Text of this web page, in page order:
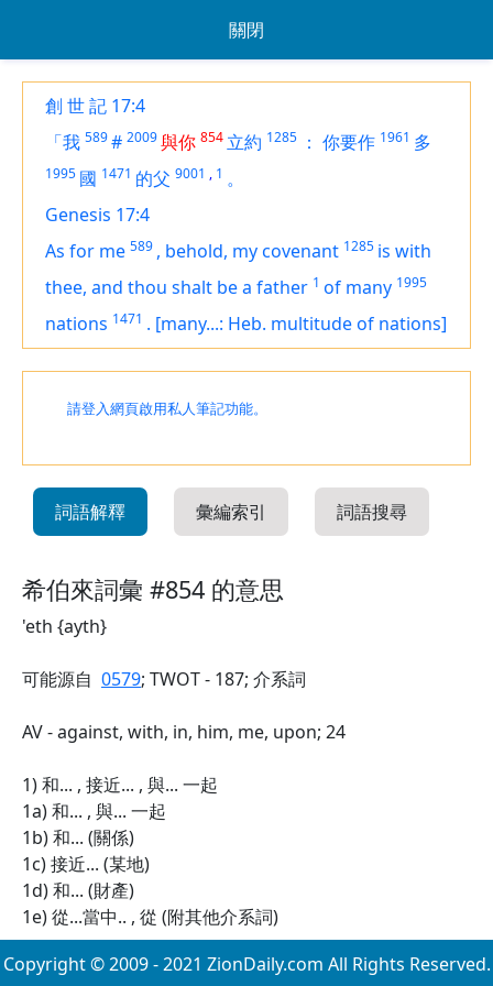
關閉
創 世 記 17:4
「我 589# 2009與你 854 立約 1285 ： 你要作 1961 多
1995 國 1471 的父 9001 , 1 。
Genesis 17:4
As for me 589 , behold, my covenant 1285 is with
thee, and thou shalt be a father 1 of many 1995
nations 1471 . [many...: Heb. multitude of nations]
請登入網頁啟用私人筆記功能。
詞語解釋 彙編索引 詞語搜尋
希伯來詞彙 #854 的意思
'eth {ayth}
可能源自 0579; TWOT - 187; 介系詞
AV - against, with, in, him, me, upon; 24
1) 和... , 接近... , 與... 一起
1a) 和... , 與... 一起
1b) 和... (關係)
1c) 接近... (某地)
1d) 和... (財產)
1e) 從...當中.. , 從 (附其他介系詞)
Copyright © 2009 - 2021 ZionDaily.com All Rights Reserved.